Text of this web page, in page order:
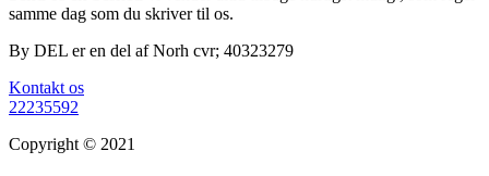
samme dag som du skriver til os.
By DEL er en del af Norh cvr; 40323279
Kontakt os
22235592
Copyright © 2021